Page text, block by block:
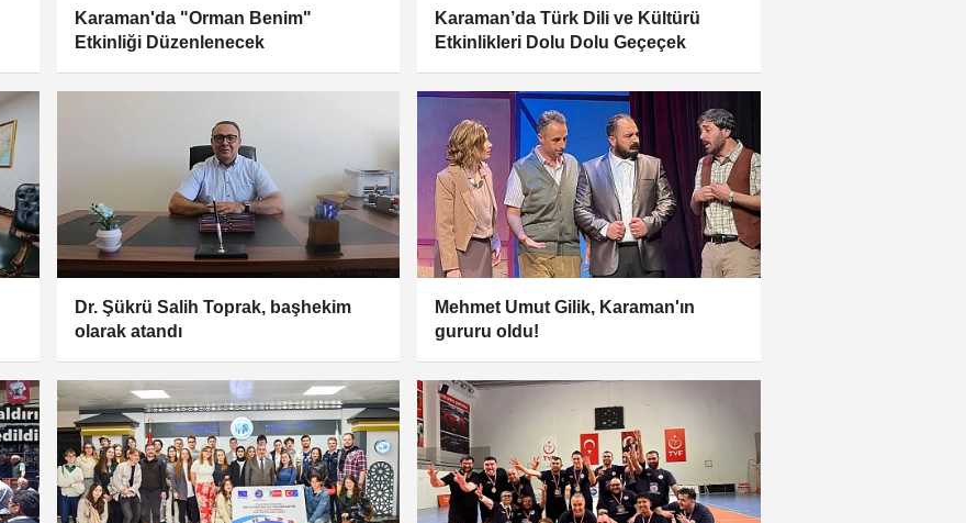
Karaman'da "Orman Benim"
Etkinliği Düzenlenecek
Karaman’da Türk Dili ve Kültürü
Etkinlikleri Dolu Dolu Geçeçek
Dr. Şükrü Salih Toprak, başhekim
olarak atandı
Mehmet Umut Gilik, Karaman'ın
gururu oldu!